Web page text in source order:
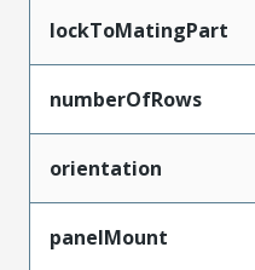
lockToMatingPart
numberOfRows
orientation
panelMount